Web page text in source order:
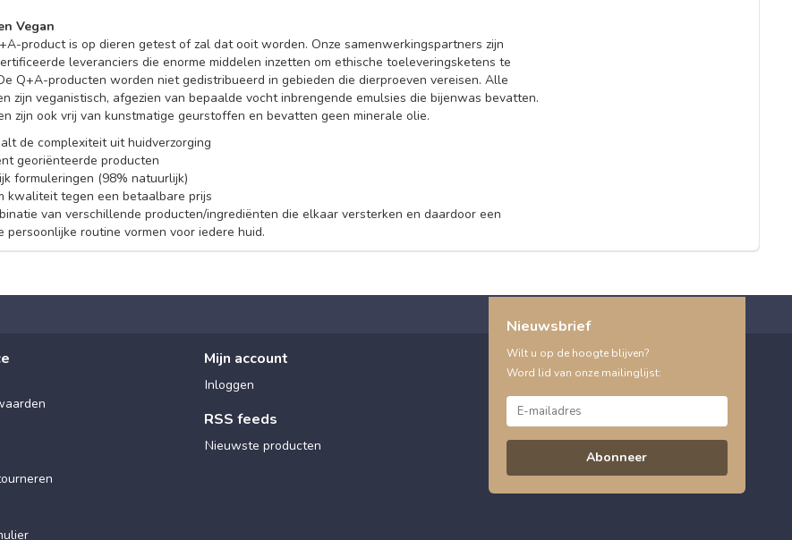
Vegan
product is op dieren getest of zal dat ooit worden. Onze samenwerkingspartners zijn
leveranciers die enorme middelen inzetten om ethische toeleveringsketens te
Q+A-producten worden niet gedistribueerd in gebieden die dierproeven vereisen. Alle
zijn veganistisch, afgezien van bepaalde vocht inbrengende emulsies die bijenwas bevatten.
zijn ook vrij van kunstmatige geurstoffen en bevatten geen minerale olie.
de complexiteit uit huidverzorging
georiënteerde producten
formuleringen (98% natuurlijk)
kwaliteit tegen een betaalbare prijs
van verschillende producten/ingrediënten die elkaar versterken en daardoor een
persoonlijke routine vormen voor iedere huid.
Mijn account
Inloggen
RSS feeds
Nieuwste producten
Nieuwsbrief
Wilt u op de hoogte blijven?
Word lid van onze mailinglijst:
Abonneer